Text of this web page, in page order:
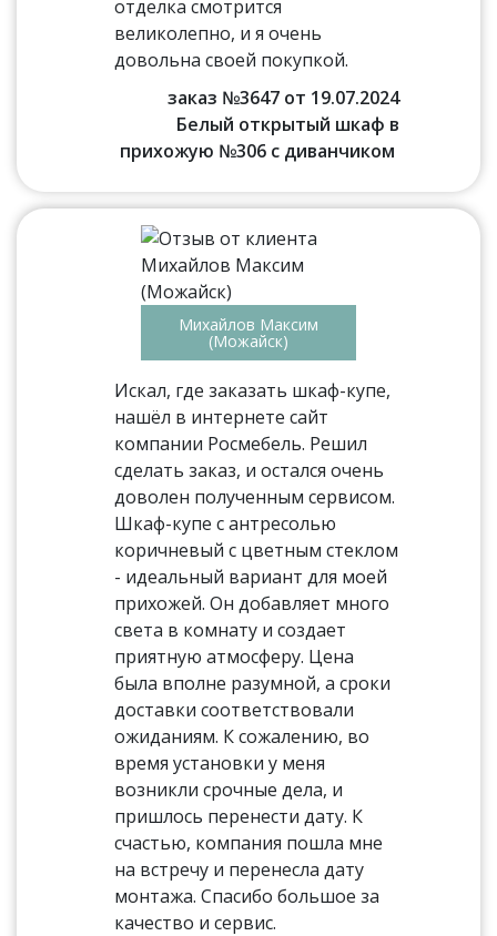
отделка смотрится
великолепно, и я очень
довольна своей покупкой.
заказ №3647 от 19.07.2024
Белый открытый шкаф в
прихожую №306 с диванчиком
Михайлов Максим
(Можайск)
Искал, где заказать шкаф-купе,
нашёл в интернете сайт
компании Росмебель. Решил
сделать заказ, и остался очень
доволен полученным сервисом.
Шкаф-купе с антресолью
коричневый с цветным стеклом
- идеальный вариант для моей
прихожей. Он добавляет много
света в комнату и создает
приятную атмосферу. Цена
была вполне разумной, а сроки
доставки соответствовали
ожиданиям. К сожалению, во
время установки у меня
возникли срочные дела, и
пришлось перенести дату. К
счастью, компания пошла мне
на встречу и перенесла дату
монтажа. Спасибо большое за
качество и сервис.